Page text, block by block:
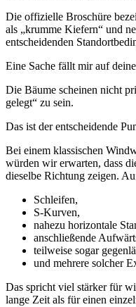
Die offizielle Broschüre
als „krumme Kiefern“ und
entscheidenden
Eine Sache fällt mir auf
Die Bäume scheinen nicht
gelegt“ zu sein.
Das ist der entscheidende
Bei einem klassischen
würden wir erwarten, dass
dieselbe Richtung zeigen.
Schleifen,
S-Kurven,
nahezu horizontale
anschließende
teilweise sogar
und mehrere solcher
Das spricht viel stärker für
lange Zeit als für einen